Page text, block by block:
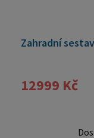
Zahradní
12999 Kč